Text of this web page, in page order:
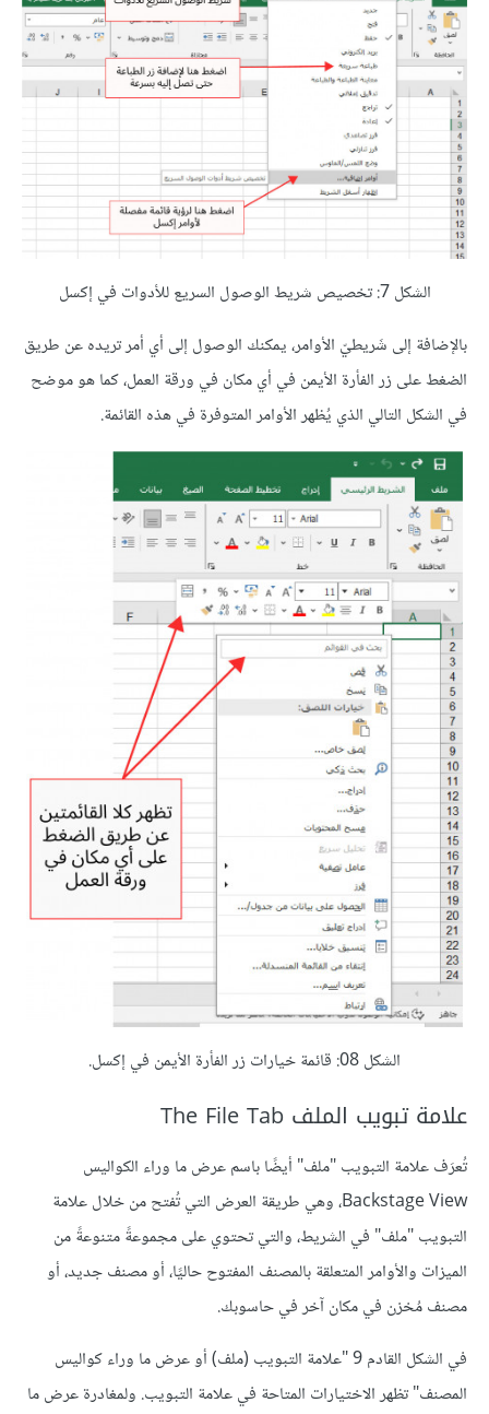
الشكل 7: تخصيص شريط الوصول السريع للأدوات في إكسل
بالإضافة إلى شَريطيّ الأوامر، يمكنك الوصول إلى أي أمر تريده عن طريق
الضغط على زر الفأرة الأيمن في أي مكان في ورقة العمل، كما هو موضح
في الشكل التالي الذي يُظهر الأوامر المتوفرة في هذه القائمة.
الشكل 08: قائمة خيارات زر الفأرة الأيمن في إكسل.
علامة تبويب الملف The File Tab
تُعرَف علامة التبويب "ملف" أيضًا باسم عرض ما وراء الكواليس
Backstage View، وهي طريقة العرض التي تُفتح من خلال علامة
التبويب "ملف" في الشريط، والتي تحتوي على مجموعةً متنوعةً من
الميزات والأوامر المتعلقة بالمصنف المفتوح حاليًا، أو مصنف جديد، أو
مصنف مُخزن في مكان آخر في حاسوبك.
في الشكل القادم 9 "علامة التبويب (ملف) أو عرض ما وراء كواليس
المصنف" تظهر الاختيارات المتاحة في علامة التبويب. ولمغادرة عرض ما